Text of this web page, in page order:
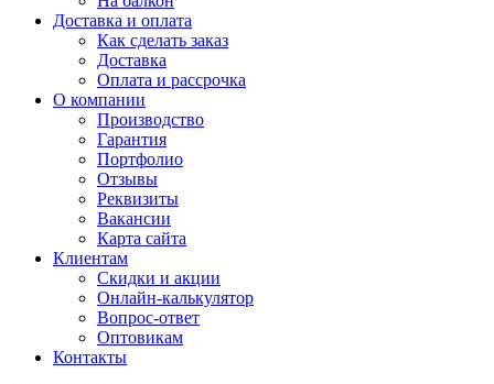
Доставка и оплата
Как сделать заказ
Доставка
Оплата и рассрочка
О компании
Производство
Гарантия
Портфолио
Отзывы
Реквизиты
Вакансии
Карта сайта
Клиентам
Скидки и акции
Онлайн-калькулятор
Вопрос-ответ
Оптовикам
Контакты